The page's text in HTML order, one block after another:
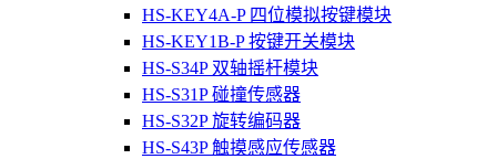
HS-KEY4A-P 四位模拟按键模块
HS-KEY1B-P 按键开关模块
HS-S34P 双轴摇杆模块
HS-S31P 碰撞传感器
HS-S32P 旋转编码器
HS-S43P 触摸感应传感器